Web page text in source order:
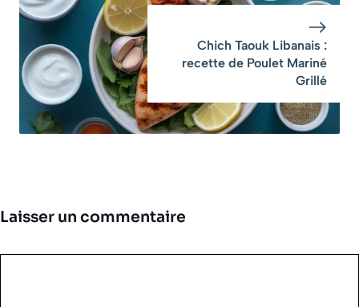
Chich Taouk Libanais :
recette de Poulet Mariné
Grillé
Laisser un commentaire